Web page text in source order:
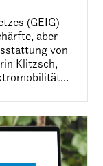
(GEIG)
aber
von
Klitzsch,